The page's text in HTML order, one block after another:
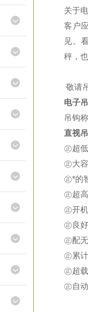
关于
客户
见。
秤，
敬请
电子
吊钩
直视
㊣超
㊣大
㊣*的
㊣超
㊣开
㊣良
㊣配
㊣累
㊣超
㊣自